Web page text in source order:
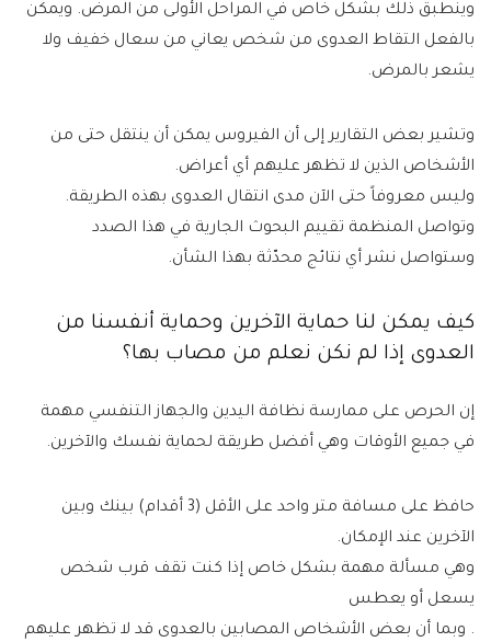
وينطبق ذلك بشكل خاص في المراحل الأولى من المرض. ويمكن
بالفعل التقاط العدوى من شخص يعاني من سعال خفيف ولا
يشعر بالمرض.
وتشير بعض التقارير إلى أن الفيروس يمكن أن ينتقل حتى من
الأشخاص الذين لا تظهر عليهم أي أعراض.
وليس معروفاً حتى الآن مدى انتقال العدوى بهذه الطريقة.
وتواصل المنظمة تقييم البحوث الجارية في هذا الصدد
وستواصل نشر أي نتائج محدّثة بهذا الشأن.
كيف يمكن لنا حماية الآخرين وحماية أنفسنا من
العدوى إذا لم نكن نعلم من مصاب بها؟
إن الحرص على ممارسة نظافة اليدين والجهاز التنفسي مهمة
في جميع الأوقات وهي أفضل طريقة لحماية نفسك والآخرين.
حافظ على مسافة متر واحد على الأقل (3 أقدام) بينك وبين
الآخرين عند الإمكان.
وهي مسألة مهمة بشكل خاص إذا كنت تقف قرب شخص
يسعل أو يعطس
. وبما أن بعض الأشخاص المصابين بالعدوى قد لا تظهر عليهم